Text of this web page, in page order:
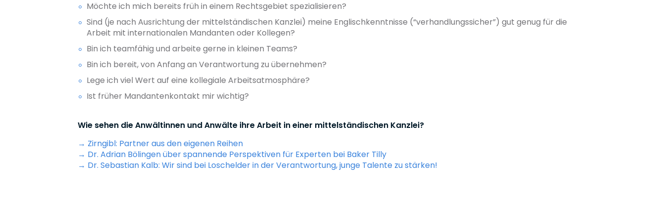
Möchte ich mich bereits früh in einem Rechtsgebiet spezialisieren?
Sind (je nach Ausrichtung der mittelständischen Kanzlei) meine Englischkenntnisse (“verhandlungssicher”) gut genug für die
Arbeit mit internationalen Mandanten oder Kollegen?
Bin ich teamfähig und arbeite gerne in kleinen Teams?
Bin ich bereit, von Anfang an Verantwortung zu übernehmen?
Lege ich viel Wert auf eine kollegiale Arbeitsatmosphäre?
Ist früher Mandantenkontakt mir wichtig?
Wie sehen die Anwältinnen und Anwälte ihre Arbeit in einer mittelständischen Kanzlei?
→ Zirngibl: Partner aus den eigenen Reihen
→ Dr. Adrian Bölingen über spannende Perspektiven für Experten bei Baker Tilly
→ Dr. Sebastian Kalb: Wir sind bei Loschelder in der Verantwortung, junge Talente zu stärken!